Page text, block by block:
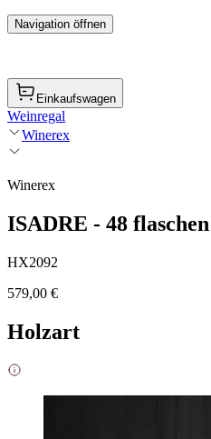
Navigation öffnen
Einkaufswagen
Weinregal
Winerex
Winerex
ISADRE - 48
HX2092
579,00 €
Holzart